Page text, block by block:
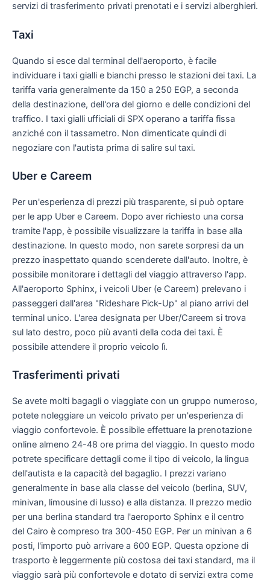
servizi di trasferimento privati prenotati e i servizi alberghieri.
Taxi
Quando si esce dal terminal dell'aeroporto, è facile
individuare i taxi gialli e bianchi presso le stazioni dei taxi. La
tariffa varia generalmente da 150 a 250 EGP, a seconda
della destinazione, dell'ora del giorno e delle condizioni del
traffico. I taxi gialli ufficiali di SPX operano a tariffa fissa
anziché con il tassametro. Non dimenticate quindi di
negoziare con l'autista prima di salire sul taxi.
Uber e Careem
Per un'esperienza di prezzi più trasparente, si può optare
per le app Uber e Careem. Dopo aver richiesto una corsa
tramite l'app, è possibile visualizzare la tariffa in base alla
destinazione. In questo modo, non sarete sorpresi da un
prezzo inaspettato quando scenderete dall'auto. Inoltre, è
possibile monitorare i dettagli del viaggio attraverso l'app.
All'aeroporto Sphinx, i veicoli Uber (e Careem) prelevano i
passeggeri dall'area "Rideshare Pick-Up" al piano arrivi del
terminal unico. L'area designata per Uber/Careem si trova
sul lato destro, poco più avanti della coda dei taxi. È
possibile attendere il proprio veicolo lì.
Trasferimenti privati
Se avete molti bagagli o viaggiate con un gruppo numeroso,
potete noleggiare un veicolo privato per un'esperienza di
viaggio confortevole. È possibile effettuare la prenotazione
online almeno 24-48 ore prima del viaggio. In questo modo
potrete specificare dettagli come il tipo di veicolo, la lingua
dell'autista e la capacità del bagaglio. I prezzi variano
generalmente in base alla classe del veicolo (berlina, SUV,
minivan, limousine di lusso) e alla distanza. Il prezzo medio
per una berlina standard tra l'aeroporto Sphinx e il centro
del Cairo è compreso tra 300-450 EGP. Per un minivan a 6
posti, l'importo può arrivare a 600 EGP. Questa opzione di
trasporto è leggermente più costosa dei taxi standard, ma il
viaggio sarà più confortevole e dotato di servizi extra come